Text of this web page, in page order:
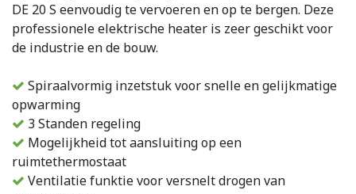
DE 20 S eenvoudig te vervoeren en op te bergen. Deze
professionele elektrische heater is zeer geschikt voor
de industrie en de bouw.
Spiraalvormig inzetstuk voor snelle en gelijkmatige
opwarming
3 Standen regeling
Mogelijkheid tot aansluiting op een
ruimtethermostaat
Ventilatie funktie voor versnelt drogen van